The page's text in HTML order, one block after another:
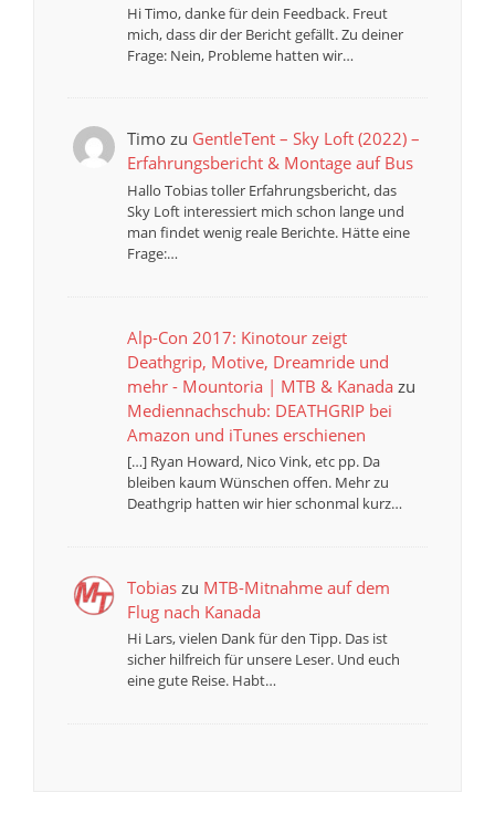
Hi Timo, danke für dein Feedback. Freut
mich, dass dir der Bericht gefällt. Zu deiner
Frage: Nein, Probleme hatten wir…
Timozu GentleTent – Sky Loft (2022) –
Erfahrungsbericht & Montage auf Bus
Hallo Tobias toller Erfahrungsbericht, das
Sky Loft interessiert mich schon lange und
man findet wenig reale Berichte. Hätte eine
Frage:…
Alp-Con 2017: Kinotour zeigt
Deathgrip, Motive, Dreamride und
mehr - Mountoria | MTB & Kanadazu
Mediennachschub: DEATHGRIP bei
Amazon und iTunes erschienen
[…] Ryan Howard, Nico Vink, etc pp. Da
bleiben kaum Wünschen offen. Mehr zu
Deathgrip hatten wir hier schonmal kurz…
Tobiaszu MTB-Mitnahme auf dem
Flug nach Kanada
Hi Lars, vielen Dank für den Tipp. Das ist
sicher hilfreich für unsere Leser. Und euch
eine gute Reise. Habt…